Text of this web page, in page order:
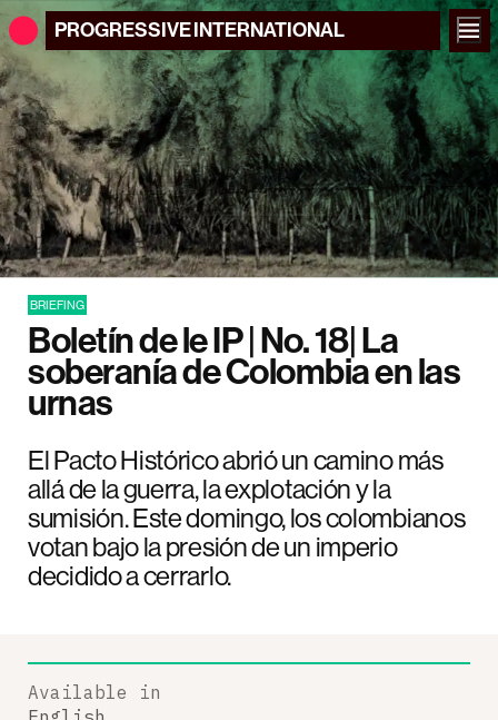
PROGRESSIVEINTERNATIONAL
BRIEFING
Boletín de le IP | No. 18| La
soberanía de Colombia en las
urnas
El Pacto Histórico abrió un camino más
allá de la guerra, la explotación y la
sumisión. Este domingo, los colombianos
votan bajo la presión de un imperio
decidido a cerrarlo.
Available in